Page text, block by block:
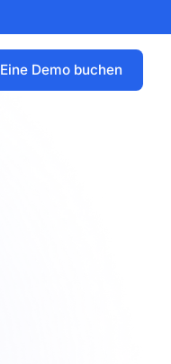
Eine Demo buchen